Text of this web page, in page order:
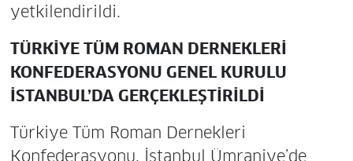
yetkilendirildi.
TÜRKİYE TÜM ROMAN DERNEKLERİ
KONFEDERASYONU GENEL KURULU
İSTANBUL’DA GERÇEKLEŞTİRİLDİ
Türkiye Tüm Roman Dernekleri
Konfederasyonu, İstanbul Ümraniye’de